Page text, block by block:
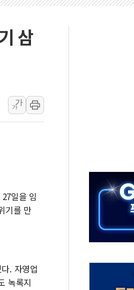
쇼크에 반도체주 '활짝'
우려 후퇴…나스닥 선물 1%대 상승
자 7359명 끝까지 찾겠다"
엔 톤 낮춰
재… "전폭적 공급 확대·속도전 총력"
삼
가
가
일을 임
기를 만
. 자영업
녹록지